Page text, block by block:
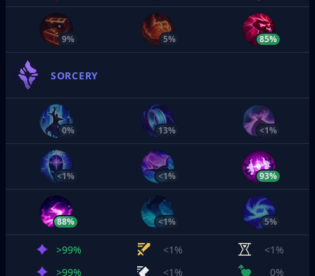
9% 5% 85%
SORCERY
0% 13% <1%
<1% <1% 93%
88% <1% 5%
>99% <1%
<1%
>99%
<1% 0%